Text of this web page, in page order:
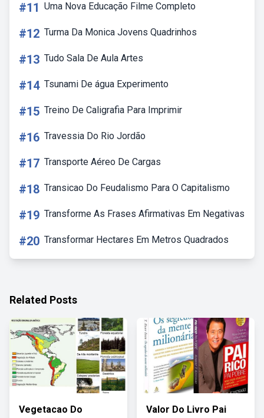
#11 Uma Nova Educação Filme Completo
#12 Turma Da Monica Jovens Quadrinhos
#13 Tudo Sala De Aula Artes
#14 Tsunami De água Experimento
#15 Treino De Caligrafia Para Imprimir
#16 Travessia Do Rio Jordão
#17 Transporte Aéreo De Cargas
#18 Transicao Do Feudalismo Para O Capitalismo
#19 Transforme As Frases Afirmativas Em Negativas
#20 Transformar Hectares Em Metros Quadrados
Related Posts
Vegetacao Do Valor Do Livro Pai